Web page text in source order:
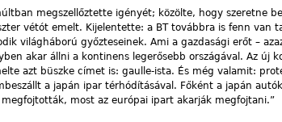
megszellőztette igényét; közölte, hogy szeretne
vétót emelt. Kijelentette: a BT továbbra is fenn van
világháború győzteseinek. Ami a gazdasági erőt –
akar állni a kontinens legerősebb országával. Az új
azt büszke címet is: gaulle-ista. És még valamit:
a japán ipar térhódításával. Főként a japán
most az európai ipart akarják megfojtani.”